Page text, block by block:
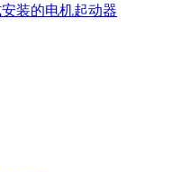
装的电机起动器